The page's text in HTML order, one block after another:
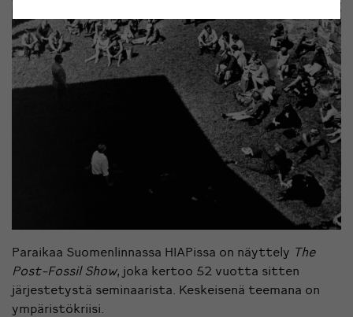
Paraikaa Suomenlinnassa HIAPissa on näyttely The
Post-Fossil Show, joka kertoo 52 vuotta sitten
järjestetystä seminaarista. Keskeisenä teemana on
ympäristökriisi.